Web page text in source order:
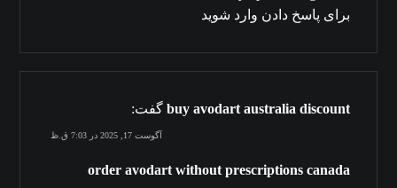
برای پاسخ دادن وارد شوید
buy avodart australia discount گفت:
آگوست 17, 2025 در 7:03 ق.ظ
order avodart without prescriptions canada